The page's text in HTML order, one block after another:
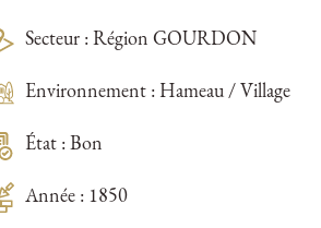
Secteur : Région GOURDON
Environnement : Hameau / Village
État : Bon
Année : 1850